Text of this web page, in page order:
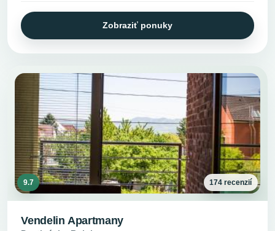
Zobraziť ponuky
9.7 174 recenzií
Vendelin Apartmany